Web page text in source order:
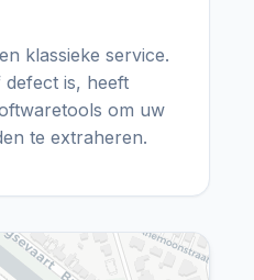
klassieke service.
is, heeft
om uw
te extraheren.